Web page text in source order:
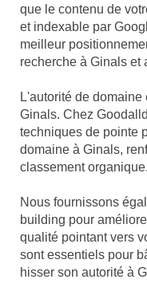
que le contenu de
et indexable par
meilleur
recherche à Ginals et
L'autorité de
Ginals. Chez
techniques de pointe
domaine à Ginals,
classement organique.
Nous fournissons
building pour
qualité pointant vers
sont essentiels pour
hisser son autorité à